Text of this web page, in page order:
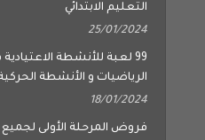
التعليم الابتدائي
25/01/2024
99 لعبة للأنشطة
الرياضيات و الأنشطة
18/01/2024
فروض المرحلة الأولى